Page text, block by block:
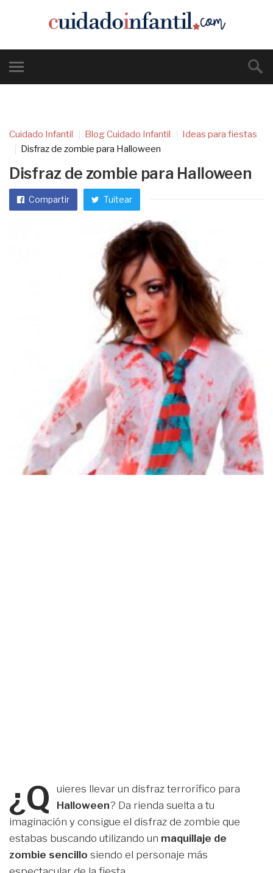
Cuidado Infantil Blog Cuidado Infantil
Ideas para fiestas
Disfraz de zombie para Halloween
Disfraz de zombie para Halloween
Compartir Tuitear
¿Q
uieres llevar un disfraz terrorífico para
Halloween? Da rienda suelta a tu
imaginación y consigue el disfraz de zombie que
estabas buscando utilizando un maquillaje de
zombie sencillo siendo el personaje más